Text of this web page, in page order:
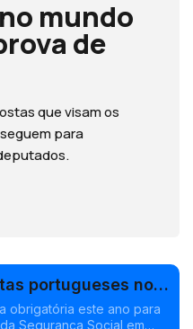
mundo
de
que visam os
para
portugueses no
de fazer prova de
obrigatória este ano para
Segurança Social em